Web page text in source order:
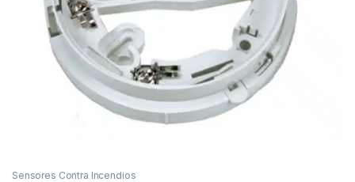
Sensores Contra Incendios